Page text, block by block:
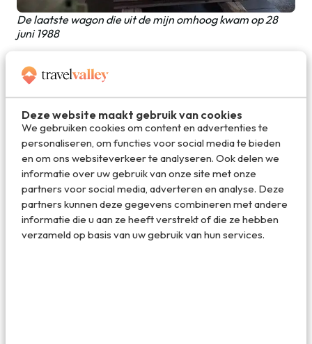
Deze website maakt gebruik van cookies
We gebruiken cookies om content en advertenties te
personaliseren, om functies voor social media te bieden
en om ons websiteverkeer te analyseren. Ook delen we
informatie over uw gebruik van onze site met onze
partners voor social media, adverteren en analyse. Deze
partners kunnen deze gegevens combineren met andere
informatie die u aan ze heeft verstrekt of die ze hebben
verzameld op basis van uw gebruik van hun services.
De laatste wagon die uit de mijn omhoog kwam op 28
juni 1988
Oberharzer Wasserwirtschaft: natuur-
en watergebied van de Harz
Samen met het oude centrum van Goslar (die Altstadt) en
de Ruggensbergmijn behoort het ‘Oberharzer
Wasserwirtschaft’ (watermanagementsysteem) in de
Harz op de fameuze lijst met Werelderfgoed van de
UNESCO. Wie zich al verbaast over de 1.000 jaar oude
mijn wordt boven op het middelgebergte van de Harz
verrast door een ander bijzonder stukje natuur. Hier ligt
het ruim 800 jaar oude watermanagement systeem van
de Harz wat al die jaren de belangrijkste energiebron voor